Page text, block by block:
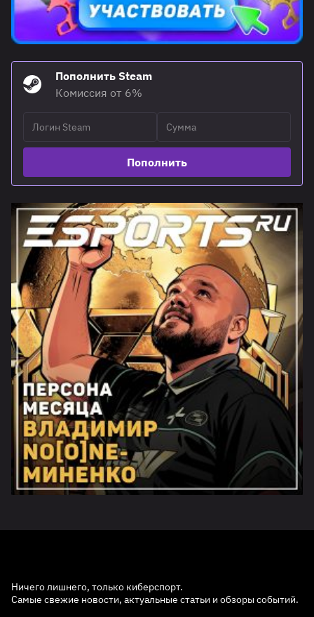
Пополнить Steam
Комиссия от 6%
Пополнить
Ничего лишнего, только киберспорт.
Самые свежие новости, актуальные статьи и обзоры событий.